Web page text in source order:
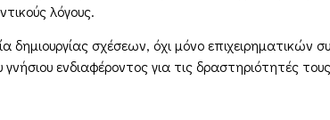
λόγους.
δημιουργίας σχέσεων, όχι μόνο
ενδιαφέροντος για τις δραστηριότητές τους